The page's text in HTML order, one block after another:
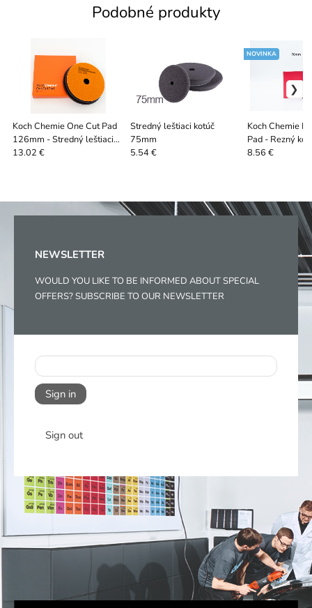
Podobné produkty
Koch Chemie One Cut Pad
126mm - Stredný leštiaci
kotúč
13.02 €
Stredný leštiaci kotúč
75mm
5.54 €
Koch Chemie
Pad - Rezný
NOVINKA
8.56 €
NEWSLETTER
WOULD YOU LIKE TO BE INFORMED ABOUT SPECIAL
OFFERS? SUBSCRIBE TO OUR NEWSLETTER
Sign in
Sign out